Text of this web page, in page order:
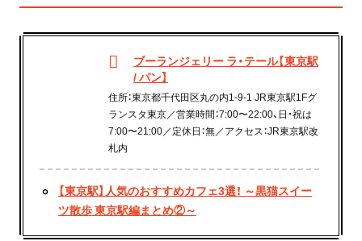
ブーランジェリー ラ・テール【東京駅
/ パン】
住所：東京都千代田区丸の内1-9-1 JR東京駅1Fグ
ランスタ東京／営業時間：7:00〜22:00、日・祝は
7:00〜21:00／定休日：無／アクセス：JR東京駅改
札内
【東京駅】人気のおすすめカフェ3選！ ～黒猫スイー
ツ散歩 東京駅編まとめ②～